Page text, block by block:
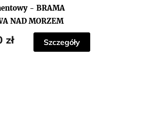
- BRAMA
NAD MORZEM
zł Szczegóły